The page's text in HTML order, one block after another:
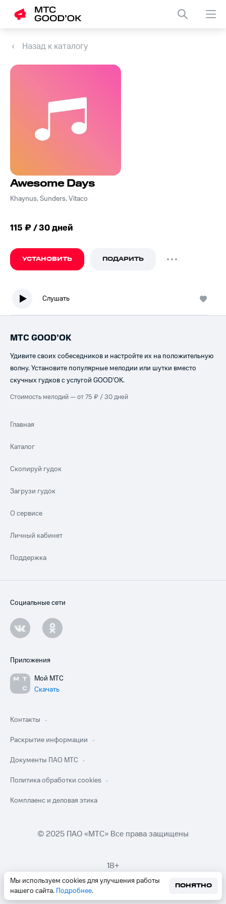
Назад к каталогу
Awesome Days
Khaynus, Sunders, Vitaco
115 ₽ / 30 дней
УСТАНОВИТЬ ПОДАРИТЬ
Слушать
Мы используем cookies для улучшения работы
нашего сайта. Подробнее.
ПОНЯТНО
МТС GOOD’OK
Удивите своих собеседников и настройте их на положительную
волну. Установите популярные мелодии или шутки вместо
скучных гудков с услугой GOOD’OK.
Стоимость мелодий — от 75 ₽ / 30 дней
Главная
Каталог
Скопируй гудок
Загрузи гудок
О сервисе
Личный кабинет
Поддержка
Социальные сети
Приложения
Мой МТС
Скачать
Контакты
Раскрытие информации
Документы ПАО МТС
Политика обработки cookies
Комплаенс и деловая этика
© 2025 ПАО «МТС» Все права защищены
18+